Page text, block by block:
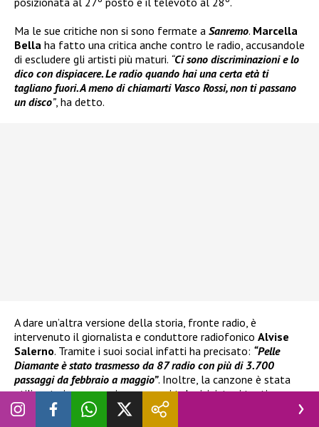
Ma le sue critiche non si sono fermate a Sanremo. Marcella
Bella ha fatto una critica anche contro le radio, accusandole
di escludere gli artisti più maturi. “Ci sono discriminazioni e lo
dico con dispiacere. Le radio quando hai una certa età ti
tagliano fuori. A meno di chiamarti Vasco Rossi, non ti passano
un disco”, ha detto.
A dare un’altra versione della storia, fronte radio, è
intervenuto il giornalista e conduttore radiofonico Alvise
Salerno. Tramite i suoi social infatti ha precisato: “Pelle
Diamante è stato trasmesso da 87 radio con più di 3.700
passaggi da febbraio a maggio”. Inoltre, la canzone è stata
utilizzata in numerosi programmi televisivi, tra i tanti
ricordiamo
Ne vedremo delle bellesu